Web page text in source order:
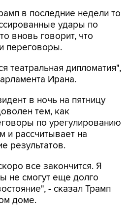
в последние недели то
удары по
вновь говорит, что
переговоры.
театральная дипломатия",
Ирана.
в ночь на пятницу
тем, как
по урегулированию
и рассчитывает на
результатов.
все закончится. Я
не смогут еще долго
- сказал Трамп
доме.